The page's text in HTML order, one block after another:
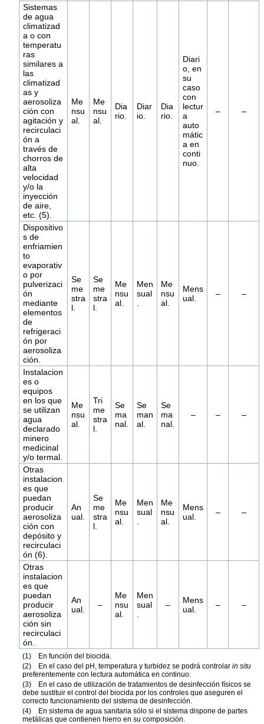
Sistemas
de agua
climatizad
a o con
temperatu
ras
similares a
las
climatizad
as y
aerosoliza
ción con
agitación y
recirculaci
ón a
través de
chorros de
alta
velocidad
y/o la
inyección
de aire,
etc. (5).
Me
nsu
al.
Me
nsu
al.
Dia
rio.
Diar
io.
Dia
rio.
Diari
o, en
su
caso
con
lectur
a
auto
mátic
a en
conti
nuo.
– –
Dispositivo
s de
enfriamien
to
evaporativ
o por
pulverizaci
ón
mediante
elementos
de
refrigeraci
ón por
aerosoliza
ción.
Se
me
stra
l.
Se
me
stra
l.
Me
nsu
al.
Men
sual
Me
nsu
al.
Mens
ual.
– –
Instalacion
es o
equipos
en los que
se utilizan
agua
declarado
minero
medicinal
y/o termal.
Me
nsu
al.
Tri
me
stra
l.
Se
ma
nal.
Se
man
al.
Se
ma
nal.
– – –
Otras
instalacion
es que
puedan
producir
aerosoliza
ción con
depósito y
recirculaci
ón (6).
An
ual.
Se
me
stra
l.
Me
nsu
al.
Men
sual
Me
nsu
al.
Mens
ual.
– –
Otras
instalacion
es que
puedan
producir
aerosoliza
ción sin
recirculaci
ón.
An
ual.
–
Me
nsu
al.
Men
sual
–
Mens
ual.
– –
(1) En función del biocida.
(2) En el caso del pH, temperatura y turbidez se podrá controlarin situ
preferentemente con lectura automática en continuo.
(3) En el caso de utilización de tratamientos de desinfección físicos se
debe sustituir el control del biocida por los controles que aseguren el
correcto funcionamiento del sistema de desinfección.
(4) En sistema de agua sanitaria sólo si el sistema dispone de partes
metálicas que contienen hierro en su composición.